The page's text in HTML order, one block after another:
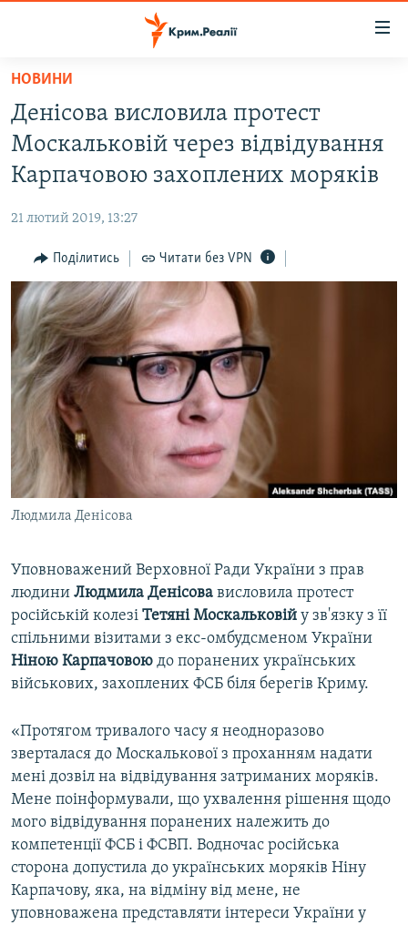
Перейти
основного
матеріалу
Перейти
до
основної
Перейти
до
пошуку
ВОДА.КРИМ
ВІДЕО ТА ФОТО
БЛОГИ
ПОГЛЯД
ІНТЕРВ'Ю
ВСЕ ЗА ДЕНЬ
СПЕЦПРОЕКТИ
ДЕПОРТАЦІЯ
ВІДЕОУРОКИ «ELIFBE»
СВІДЧЕННЯ ОКУПАЦІЇ
УКРАЇНСЬКА ПРОБЛЕМА КРИМУ
ІНФОГРАФІКА
ЯК ОБІЙТИ БЛОКУВАННЯ
Русский
Qırımtatar
ДОЛУЧАЙСЯ!
Усі сайти RFE/RL
НОВИНИ
Денісова висловила протест
Москальковій через відвідування
Карпачовою захоплених моряків
21 лютий 2019, 13:27
Поділитись Читати без VPN
Людмила Денісова
Уповноважений Верховної Ради України з прав
людини Людмила Денісова висловила протест
російській колезі Тетяні Москальковій у зв'язку з її
спільними візитами з екс-омбудсменом України
Ніною Карпачовою до поранених українських
військових, захоплених ФСБ біля берегів Криму.
«Протягом тривалого часу я неодноразово
зверталася до Москалькової з проханням надати
мені дозвіл на відвідування затриманих моряків.
Мене поінформували, що ухвалення рішення щодо
мого відвідування поранених належить до
компетенції ФСБ і ФСВП. Водночас російська
сторона допустила до українських моряків Ніну
Карпачову, яка, на відміну від мене, не
уповноважена представляти інтереси України у